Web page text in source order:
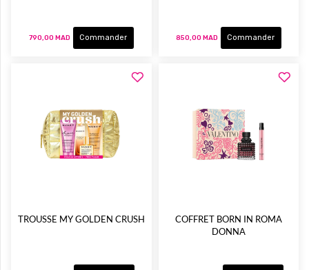
790,00 MAD Commander 850,00 MAD Commander
TROUSSE MY GOLDEN CRUSH
COFFRET BORN IN ROMA
DONNA